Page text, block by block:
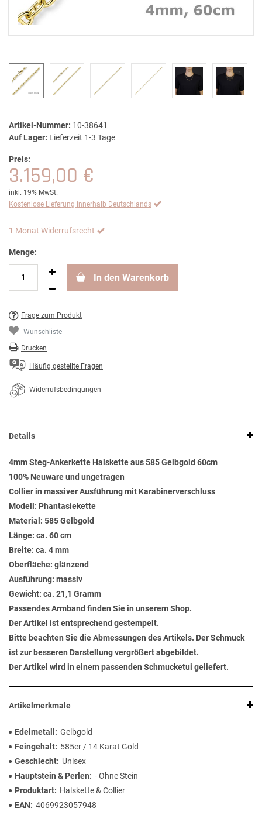
Artikel-Nummer: 10-38641
Auf Lager: Lieferzeit 1-3 Tage
Preis:
3.159,00 €
inkl. 19% MwSt.
Kostenlose Lieferung innerhalb Deutschlands
1 Monat Widerrufsrecht
Menge:
In den Warenkorb
Frage zum Produkt
Wunschliste
Drucken
Häufig gestellte Fragen
Widerrufsbedingungen
Details
4mm Steg-Ankerkette Halskette aus 585 Gelbgold 60cm
100% Neuware und ungetragen
Collier in massiver Ausführung mit Karabinerverschluss
Modell: Phantasiekette
Material: 585 Gelbgold
Länge: ca. 60 cm
Breite: ca. 4 mm
Oberfläche: glänzend
Ausführung: massiv
Gewicht: ca. 21,1 Gramm
Passendes Armband finden Sie in unserem Shop.
Der Artikel ist entsprechend gestempelt.
Bitte beachten Sie die Abmessungen des Artikels. Der Schmuck
ist zur besseren Darstellung vergrößert abgebildet.
Der Artikel wird in einem passenden Schmucketui geliefert.
Artikelmerkmale
Edelmetall
Gelbgold
Feingehalt
585er / 14 Karat Gold
Geschlecht
Unisex
Hauptstein & Perlen
- Ohne Stein
Produktart
Halskette & Collier
EAN
4069923057948